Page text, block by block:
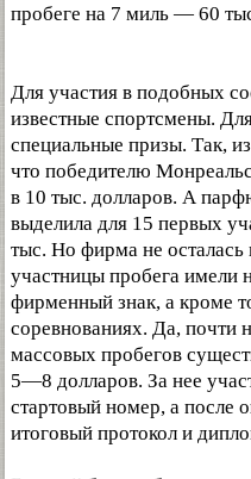
пробеге на 7 миль — 60
Для участия в подобных
известные спортсмены.
специальные призы. Так,
что победителю
в 10 тыс. долларов. А
выделила для 15 первых
тыс. Но фирма не осталась
участницы пробега имели
фирменный знак, а кроме
соревнованиях. Да, почти
массовых пробегов
5—8 долларов. За нее
стартовый номер, а после
итоговый протокол и